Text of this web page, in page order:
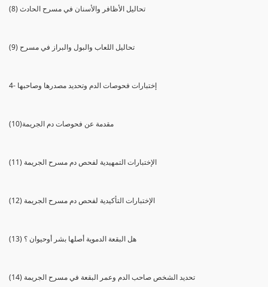
(8) تحاليل الأظافر والأسنان في مسرح الحادث
(9) تحاليل اللعاب والبول والبراز في مسرح
4- إختبارات فحوصات الدم وتحديد مصدرها وصاحبها
(10)مقدمة عن فحوصات دم الجريمة
(11) الإختبارات التمهيدية لفحص دم مسرح الجريمة
(12) الإختبارات التأكيدية لفحص دم مسرح الجريمة
(13) هل البقعة الدموية أصلها بشر أوحيوان ؟
(14) تحديد الشخص صاحب الدم وعمر البقعة في مسرح الجريمة